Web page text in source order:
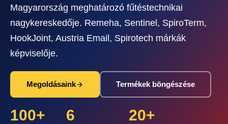
Magyarország meghatározó fűtéstechnikai
nagykereskedője. Remeha, Sentinel, SpiroTerm,
HookJoint, Austria Email, Spirotech márkák
képviselője.
Megoldásaink Termékek böngészése
100+ 6 20+